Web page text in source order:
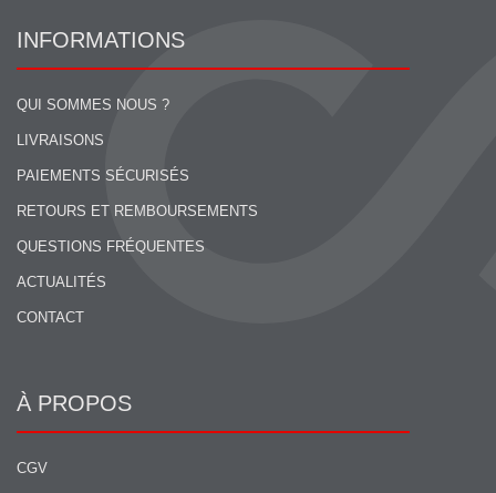
INFORMATIONS
QUI SOMMES NOUS ?
LIVRAISONS
PAIEMENTS SÉCURISÉS
RETOURS ET REMBOURSEMENTS
QUESTIONS FRÉQUENTES
ACTUALITÉS
CONTACT
À PROPOS
CGV